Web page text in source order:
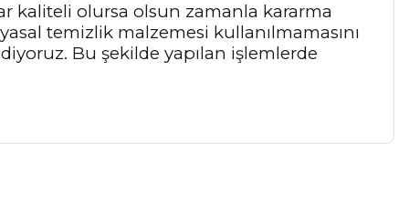
kaliteli olursa olsun zamanla kararma
temizlik malzemesi kullanılmamasını
Bu şekilde yapılan işlemlerde